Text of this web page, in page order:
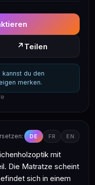
↗ Teilen
du den
merken.
DE FR EN
mit
Die Matratze scheint
sich in einem